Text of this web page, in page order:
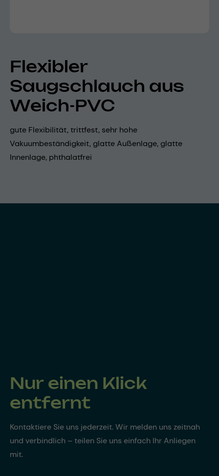
Flexibler
Saugschlauch aus
Weich-PVC
gute Flexibilität, trittfest, sehr hohe
Vakuumbeständigkeit, glatte Außenlage, glatte
Innenlage, phthalatfrei
Nur einen Klick
entfernt
Kontaktiere Sie uns jederzeit. Wir melden uns zeitnah
und verbindlich – teilen Sie uns einfach Ihr Anliegen
mit.